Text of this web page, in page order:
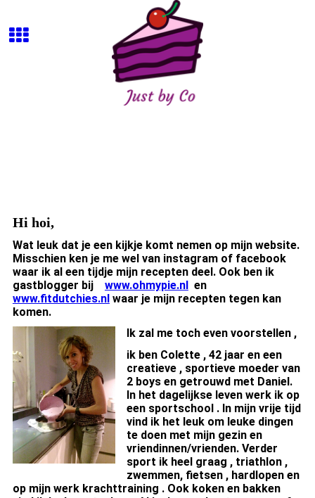
Hi hoi,
Wat leuk dat je een kijkje komt nemen op mijn website.
Misschien ken je me wel van instagram of facebook
waar ik al een tijdje mijn recepten deel. Ook ben ik
gastblogger bij www.ohmypie.nl
en
www.fitdutchies.nl waar je mijn recepten tegen kan
komen.
k zal me toch even voorstellen ,
ik ben Colette , 42 jaar en een
creatieve , sportieve moeder van
2 boys en getrouwd met Daniel.
In het dagelijkse leven werk ik op
een sportschool . In mijn vrije tijd
vind ik het leuk om leuke dingen
te doen met mijn gezin en
vriendinnen/vrienden. Verder
sport ik heel graag , triathlon ,
zwemmen, fietsen , hardlopen en
op mijn werk krachttraining . Ook koken en bakken